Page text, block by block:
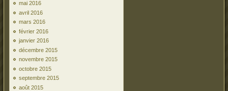
mai 2016
avril 2016
mars 2016
février 2016
janvier 2016
décembre 2015
novembre 2015
octobre 2015
septembre 2015
août 2015